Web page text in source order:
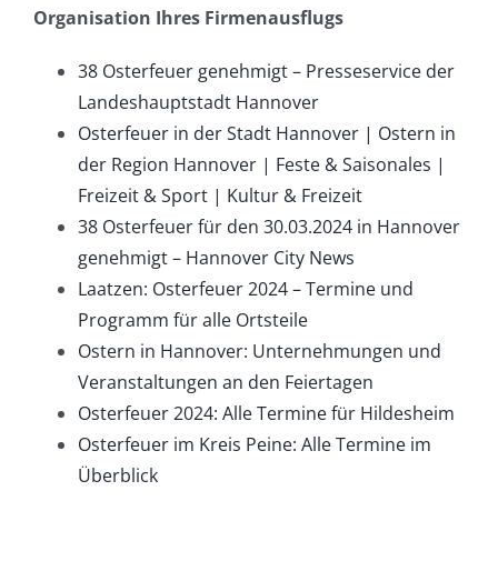
Organisation Ihres Firmenausflugs
38 Osterfeuer genehmigt – Presseservice der
Landeshauptstadt Hannover
Osterfeuer in der Stadt Hannover | Ostern in
der Region Hannover | Feste & Saisonales |
Freizeit & Sport | Kultur & Freizeit
38 Osterfeuer für den 30.03.2024 in Hannover
genehmigt – Hannover City News
Laatzen: Osterfeuer 2024 – Termine und
Programm für alle Ortsteile
Ostern in Hannover: Unternehmungen und
Veranstaltungen an den Feiertagen
Osterfeuer 2024: Alle Termine für Hildesheim
Osterfeuer im Kreis Peine: Alle Termine im
Überblick